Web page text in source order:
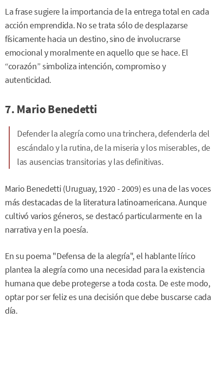
La frase sugiere la importancia de la entrega total en cada
acción emprendida. No se trata sólo de desplazarse
físicamente hacia un destino, sino de involucrarse
emocional y moralmente en aquello que se hace. El
“corazón” simboliza intención, compromiso y
autenticidad.
7. Mario Benedetti
Defender la alegría como una trinchera, defenderla del
escándalo y la rutina, de la miseria y los miserables, de
las ausencias transitorias y las definitivas.
Mario Benedetti (Uruguay, 1920 - 2009) es una de las voces
más destacadas de la literatura latinoamericana. Aunque
cultivó varios géneros, se destacó particularmente en la
narrativa y en la poesía.
En su poema "Defensa de la alegría", el hablante lírico
plantea la alegría como una necesidad para la existencia
humana que debe protegerse a toda costa. De este modo,
optar por ser feliz es una decisión que debe buscarse cada
día.